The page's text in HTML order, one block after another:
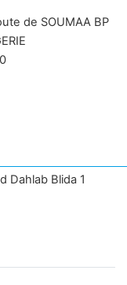
de SOUMAA BP
Dahlab Blida 1